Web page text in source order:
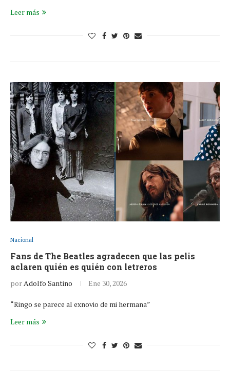
Leer más
Nacional
Fans de The Beatles agradecen que las pelis
aclaren quién es quién con letreros
porAdolfo Santino Ene 30, 2026
“Ringo se parece al exnovio de mi hermana”
Leer más